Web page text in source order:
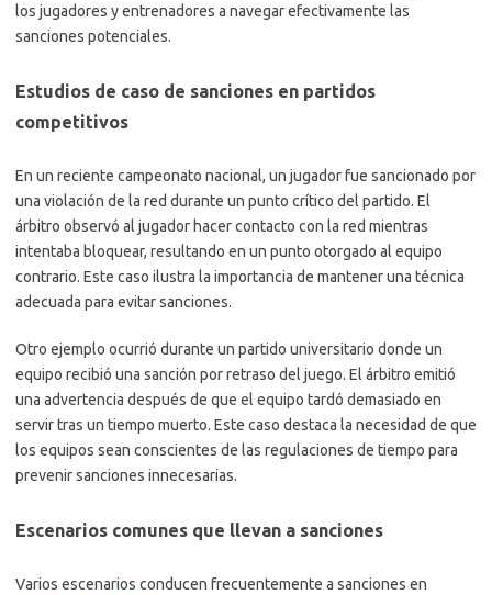
los jugadores y entrenadores a navegar efectivamente las
sanciones potenciales.
Estudios de caso de sanciones en partidos
competitivos
En un reciente campeonato nacional, un jugador fue sancionado por
una violación de la red durante un punto crítico del partido. El
árbitro observó al jugador hacer contacto con la red mientras
intentaba bloquear, resultando en un punto otorgado al equipo
contrario. Este caso ilustra la importancia de mantener una técnica
adecuada para evitar sanciones.
Otro ejemplo ocurrió durante un partido universitario donde un
equipo recibió una sanción por retraso del juego. El árbitro emitió
una advertencia después de que el equipo tardó demasiado en
servir tras un tiempo muerto. Este caso destaca la necesidad de que
los equipos sean conscientes de las regulaciones de tiempo para
prevenir sanciones innecesarias.
Escenarios comunes que llevan a sanciones
Varios escenarios conducen frecuentemente a sanciones en